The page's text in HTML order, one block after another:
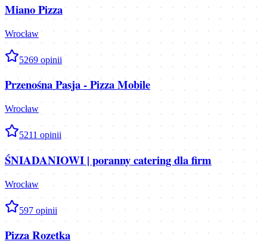
Miano Pizza
Wrocław
5269 opinii
Przenośna Pasja - Pizza Mobile
Wrocław
5211 opinii
ŚNIADANIOWI | poranny catering dla firm
Wrocław
597 opinii
Pizza Rozetka